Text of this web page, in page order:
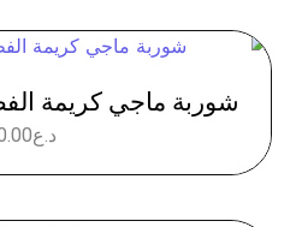
شوربة ماجي كريمة الفطر - 0804
د.ع